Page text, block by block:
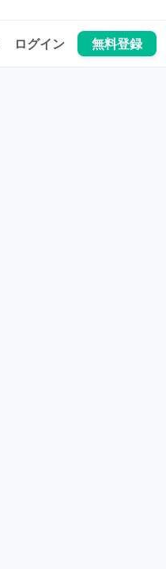
ログイン 無料登録